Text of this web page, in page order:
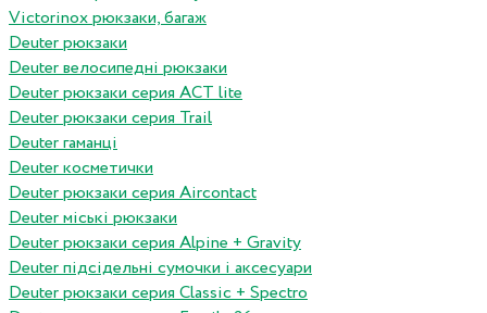
Victorinox рюкзаки, багаж
Deuter рюкзаки
Deuter велосипедні рюкзаки
Deuter рюкзаки серия ACT lite
Deuter рюкзаки серия Trail
Deuter гаманці
Deuter косметички
Deuter рюкзаки серия Aircontact
Deuter міські рюкзаки
Deuter рюкзаки серия Alpine + Gravity
Deuter підсідельні сумочки і аксесуари
Deuter рюкзаки серия Classic + Spectro